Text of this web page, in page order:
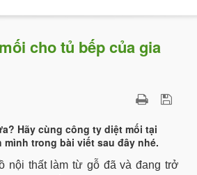
cho tủ bếp của gia
Hãy cùng công ty diệt mối tại
trong bài viết sau đây nhé.
nội thất làm từ gỗ đã và đang trở